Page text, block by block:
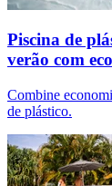
Piscina de
verão com
Combine
de plástico.